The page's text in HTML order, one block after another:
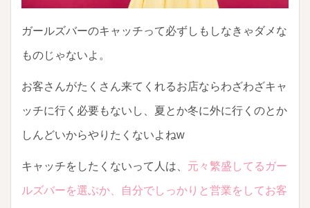
ガールズバーのキャッチって必ずしもしなきゃダメな
ものじゃないよ。
お客さんがたくさん来てくれるお店ならわざわざキャ
ッチに行く必要もないし、夏とか冬に外に行くのとか
しんどいからやりたくないよねw
キャッチをしたくないって人は、 元々繁盛してるガー
ルズバーを選ぶか、自分でしっかりと営業をしてお客